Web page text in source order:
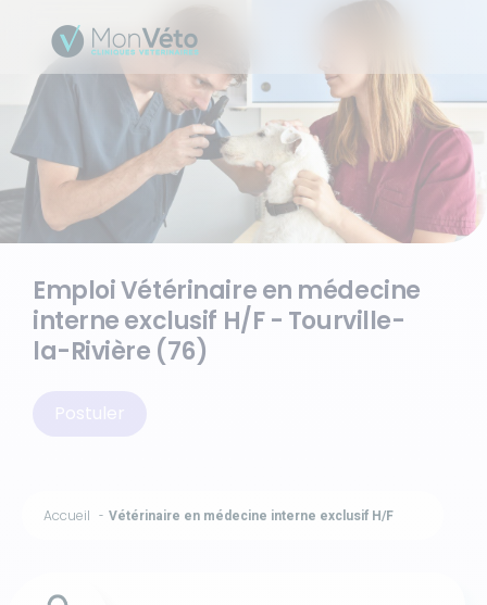
Emploi Vétérinaire en médecine
interne exclusif H/F - Tourville-
la-Rivière (76)
Postuler
Accueil Vétérinaire en médecine interne exclusif H/F